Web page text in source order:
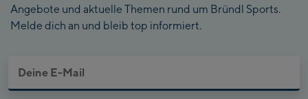
Angebote und aktuelle Themen rund um Bründl Sports.
Melde dich an und bleib top informiert.